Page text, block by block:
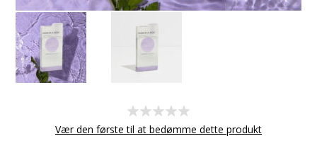
Vær den første til at bedømme dette produkt